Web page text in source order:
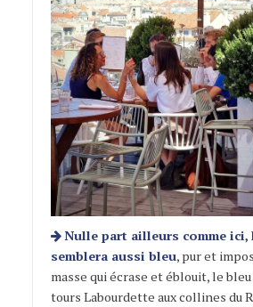
Nulle part ailleurs comme ici,
semblera aussi bleu, pur et
masse qui écrase et éblouit, le
tours Labourdette aux collines du